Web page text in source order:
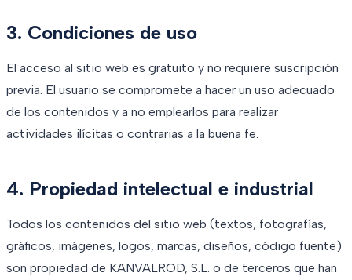
3. Condiciones de uso
El acceso al sitio web es gratuito y no requiere suscripción
previa. El usuario se compromete a hacer un uso adecuado
de los contenidos y a no emplearlos para realizar
actividades ilícitas o contrarias a la buena fe.
4. Propiedad intelectual e industrial
Todos los contenidos del sitio web (textos, fotografías,
gráficos, imágenes, logos, marcas, diseños, código fuente)
son propiedad de KANVALROD, S.L. o de terceros que han